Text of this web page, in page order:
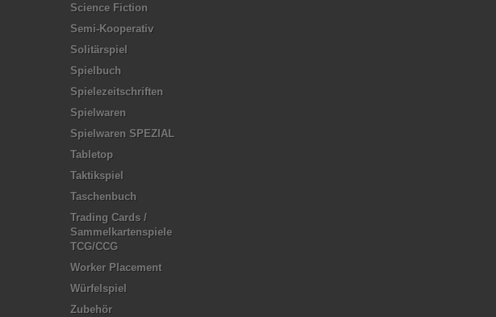
Science Fiction
Semi-Kooperativ
Solitärspiel
Spielbuch
Spielezeitschriften
Spielwaren
Spielwaren SPEZIAL
Tabletop
Taktikspiel
Taschenbuch
Trading Cards /
Sammelkartenspiele
TCG/CCG
Worker Placement
Würfelspiel
Zubehör